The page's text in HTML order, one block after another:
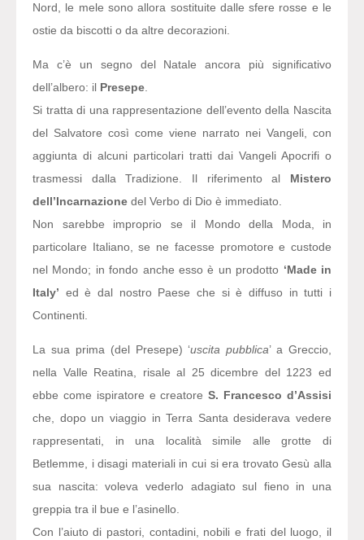
Nord, le mele sono allora sostituite dalle sfere rosse e le
ostie da biscotti o da altre decorazioni.
Ma c’è un segno del Natale ancora più significativo
dell’albero: il Presepe
Si tratta di una rappresentazione dell’evento della Nascita
del Salvatore così come viene narrato nei Vangeli, con
aggiunta di alcuni particolari tratti dai Vangeli Apocrifi o
trasmessi dalla Tradizione. Il riferimento al Mistero
dell’Incarnazione del Verbo di Dio è immediato.
Non sarebbe improprio se il Mondo della Moda, in
particolare Italiano, se ne facesse promotore e custode
nel Mondo; in fondo anche esso è un prodotto ‘Made in
Italy’ ed è dal nostro Paese che si è diffuso in tutti i
Continenti.
La sua prima (del Presepe) ‘uscita pubblica’ a Greccio,
nella Valle Reatina, risale al 25 dicembre del 1223 ed
ebbe come ispiratore e creatore S. Francesco d’Assisi
che, dopo un viaggio in Terra Santa desiderava vedere
rappresentati, in una località simile alle grotte di
Betlemme, i disagi materiali in cui si era trovato Gesù alla
sua nascita: voleva vederlo adagiato sul fieno in una
greppia tra il bue e l’asinello.
Con l’aiuto di pastori, contadini, nobili e frati del luogo, il